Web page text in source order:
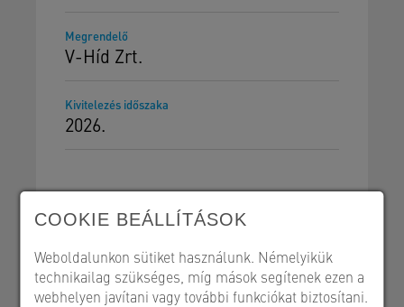
Megrendelő
V-Híd Zrt.
Kivitelezés időszaka
2026.
Út- és vasútépítés
Referencialap - PDF
COOKIE BEÁLLÍTÁSOK
Weboldalunkon sütiket használunk. Némelyikük
technikailag szükséges, míg mások segítenek ezen a
webhelyen javítani vagy további funkciókat biztosítani.